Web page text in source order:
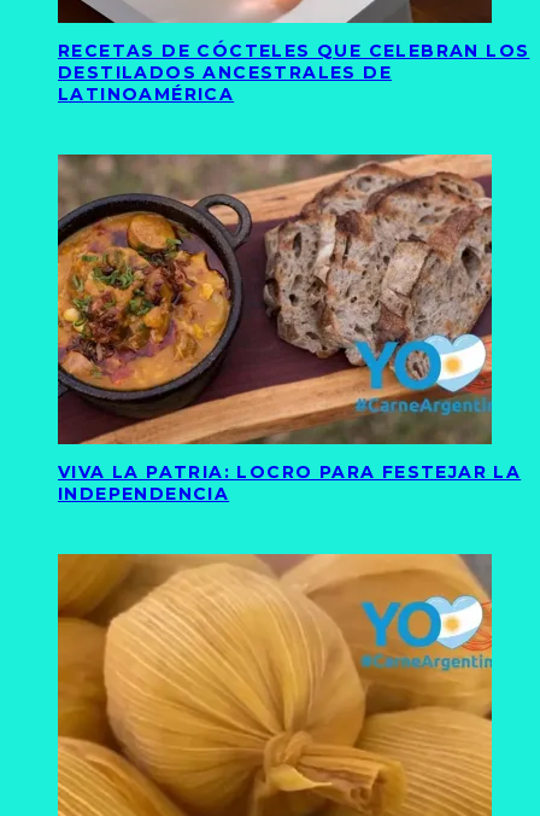
RECETAS DE CÓCTELES QUE CELEBRAN LOS
DESTILADOS ANCESTRALES DE
LATINOAMÉRICA
VIVA LA PATRIA: LOCRO PARA FESTEJAR LA
INDEPENDENCIA